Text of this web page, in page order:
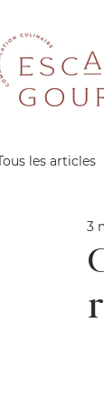
les articles
3